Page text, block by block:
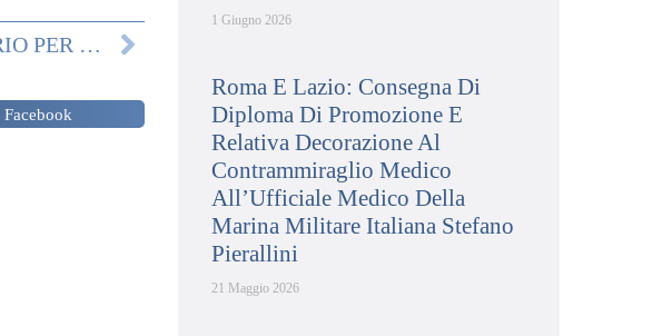
NOMINA DELEGATO VICARIO PER LE PROVINCE LAZIALI DELLA DELEGAZIONE ROMA E LAZIO
Facebook
1 Giugno 2026
Roma E Lazio: Consegna Di
Diploma Di Promozione E
Relativa Decorazione Al
Contrammiraglio Medico
All’Ufficiale Medico Della
Marina Militare Italiana Stefano
Pierallini
21 Maggio 2026